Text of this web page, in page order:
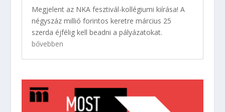
Megjelent az NKA fesztivál-kollégiumi kiírása! A
négyszáz millió forintos keretre március 25
szerda éjfélig kell beadni a pályázatokat.
bővebben